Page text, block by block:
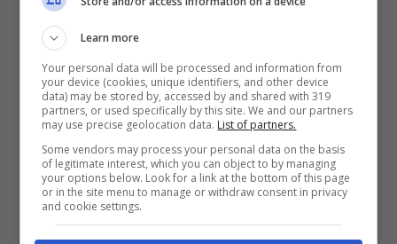
Si aprirà un elenco completo di tutti i voli
disponibili per quel prezzo e basta fare
una carrellata dai principali aeroporti
italiani per rendersi conto che sono
tantissimi,da Roma, Milano, Napoli,
Venezia, Bologna.C’è scelta sia in Europa,
sia per un viaggio all’estero che in Italia.
Andando su “Avanti” si può anche
Learn more
Your personal data will be processed and information from
your device (cookies, unique identifiers, and other device
data) may be stored by, accessed by and shared with 319
partners, or used specifically by this site. We and our partners
may use precise geolocation data. List of partners.
Some vendors may process your personal data on the basis
of legitimate interest, which you can object to by managing
your options below. Look for a link at the bottom of this page
or in the site menu to manage or withdraw consent in privacy
and cookie settings.